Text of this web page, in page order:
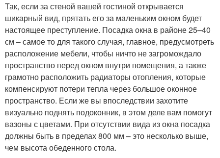
Так, если за стеной вашей гостиной открывается
шикарный вид, прятать его за маленьким окном будет
настоящее преступление. Посадка окна в районе 25–40
см – самое то для такого случая, главное, предусмотреть
расположение мебели, чтобы ничто не загромождало
пространство перед окном внутри помещения, а также
грамотно расположить радиаторы отопления, которые
компенсируют потери тепла через большое оконное
пространство. Если же вы впоследствии захотите
визуально поднять подоконник, в этом деле вам помогут
вазоны с цветами. При отсутствии вида из окна посадка
должны быть в пределах 800 мм – это несколько выше,
чем высота обеденного стола.